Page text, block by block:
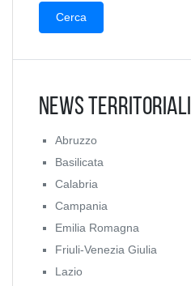
News Territoriali
Abruzzo
Basilicata
Calabria
Campania
Emilia Romagna
Friuli-Venezia Giulia
Lazio